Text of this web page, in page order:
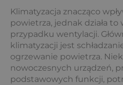
Klimatyzacja znacząco
powietrza, jednak działa
przypadku wentylacji.
klimatyzacji jest
ogrzewanie powietrza.
nowoczesnych urządzeń,
podstawowych funkcji,